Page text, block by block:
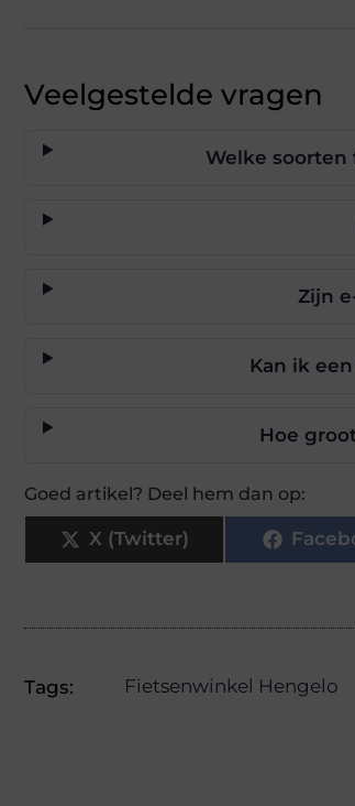
Veelgestelde vragen
Welke soorten
Zijn
Kan ik
Hoe
Goed artikel? Deel hem dan op:
X (Twitter)
Tags: Fietsenwinkel Hengelo